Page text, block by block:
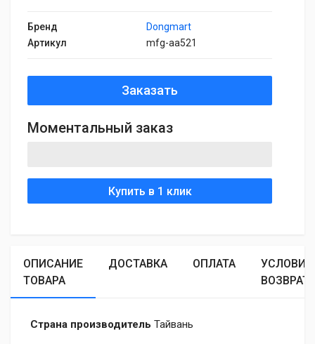
Бренд
Dongmart
Артикул
mfg-aa521
Заказать
Моментальный заказ
Купить в 1 клик
ОПИСАНИЕ
ТОВАРА
ДОСТАВКА ОПЛАТА
УСЛОВИЯ
ВОЗВРАТА
Страна производитель Тайвань